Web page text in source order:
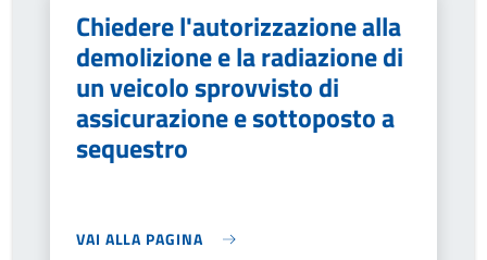
Chiedere l'autorizzazione alla
demolizione e la radiazione di
un veicolo sprovvisto di
assicurazione e sottoposto a
sequestro
VAI ALLA PAGINA